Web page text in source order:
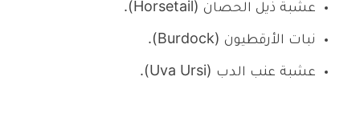
عشبة ذيل الحصان (Horsetail).
نبات الأرقطيون (Burdock).
عشبة عنب الدب (Uva Ursi).